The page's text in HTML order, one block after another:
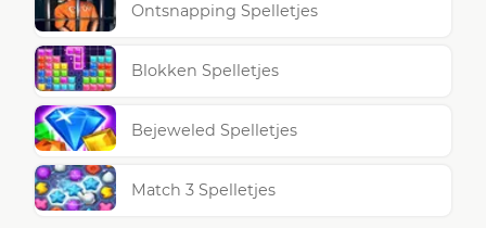
Ontsnapping Spelletjes
Blokken Spelletjes
Bejeweled Spelletjes
Match 3 Spelletjes